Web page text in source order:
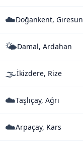
☁️Doğankent, Giresun
🌤️Damal, Ardahan
🌫️İkizdere, Rize
☁️Taşlıçay, Ağrı
☁️Arpaçay, Kars